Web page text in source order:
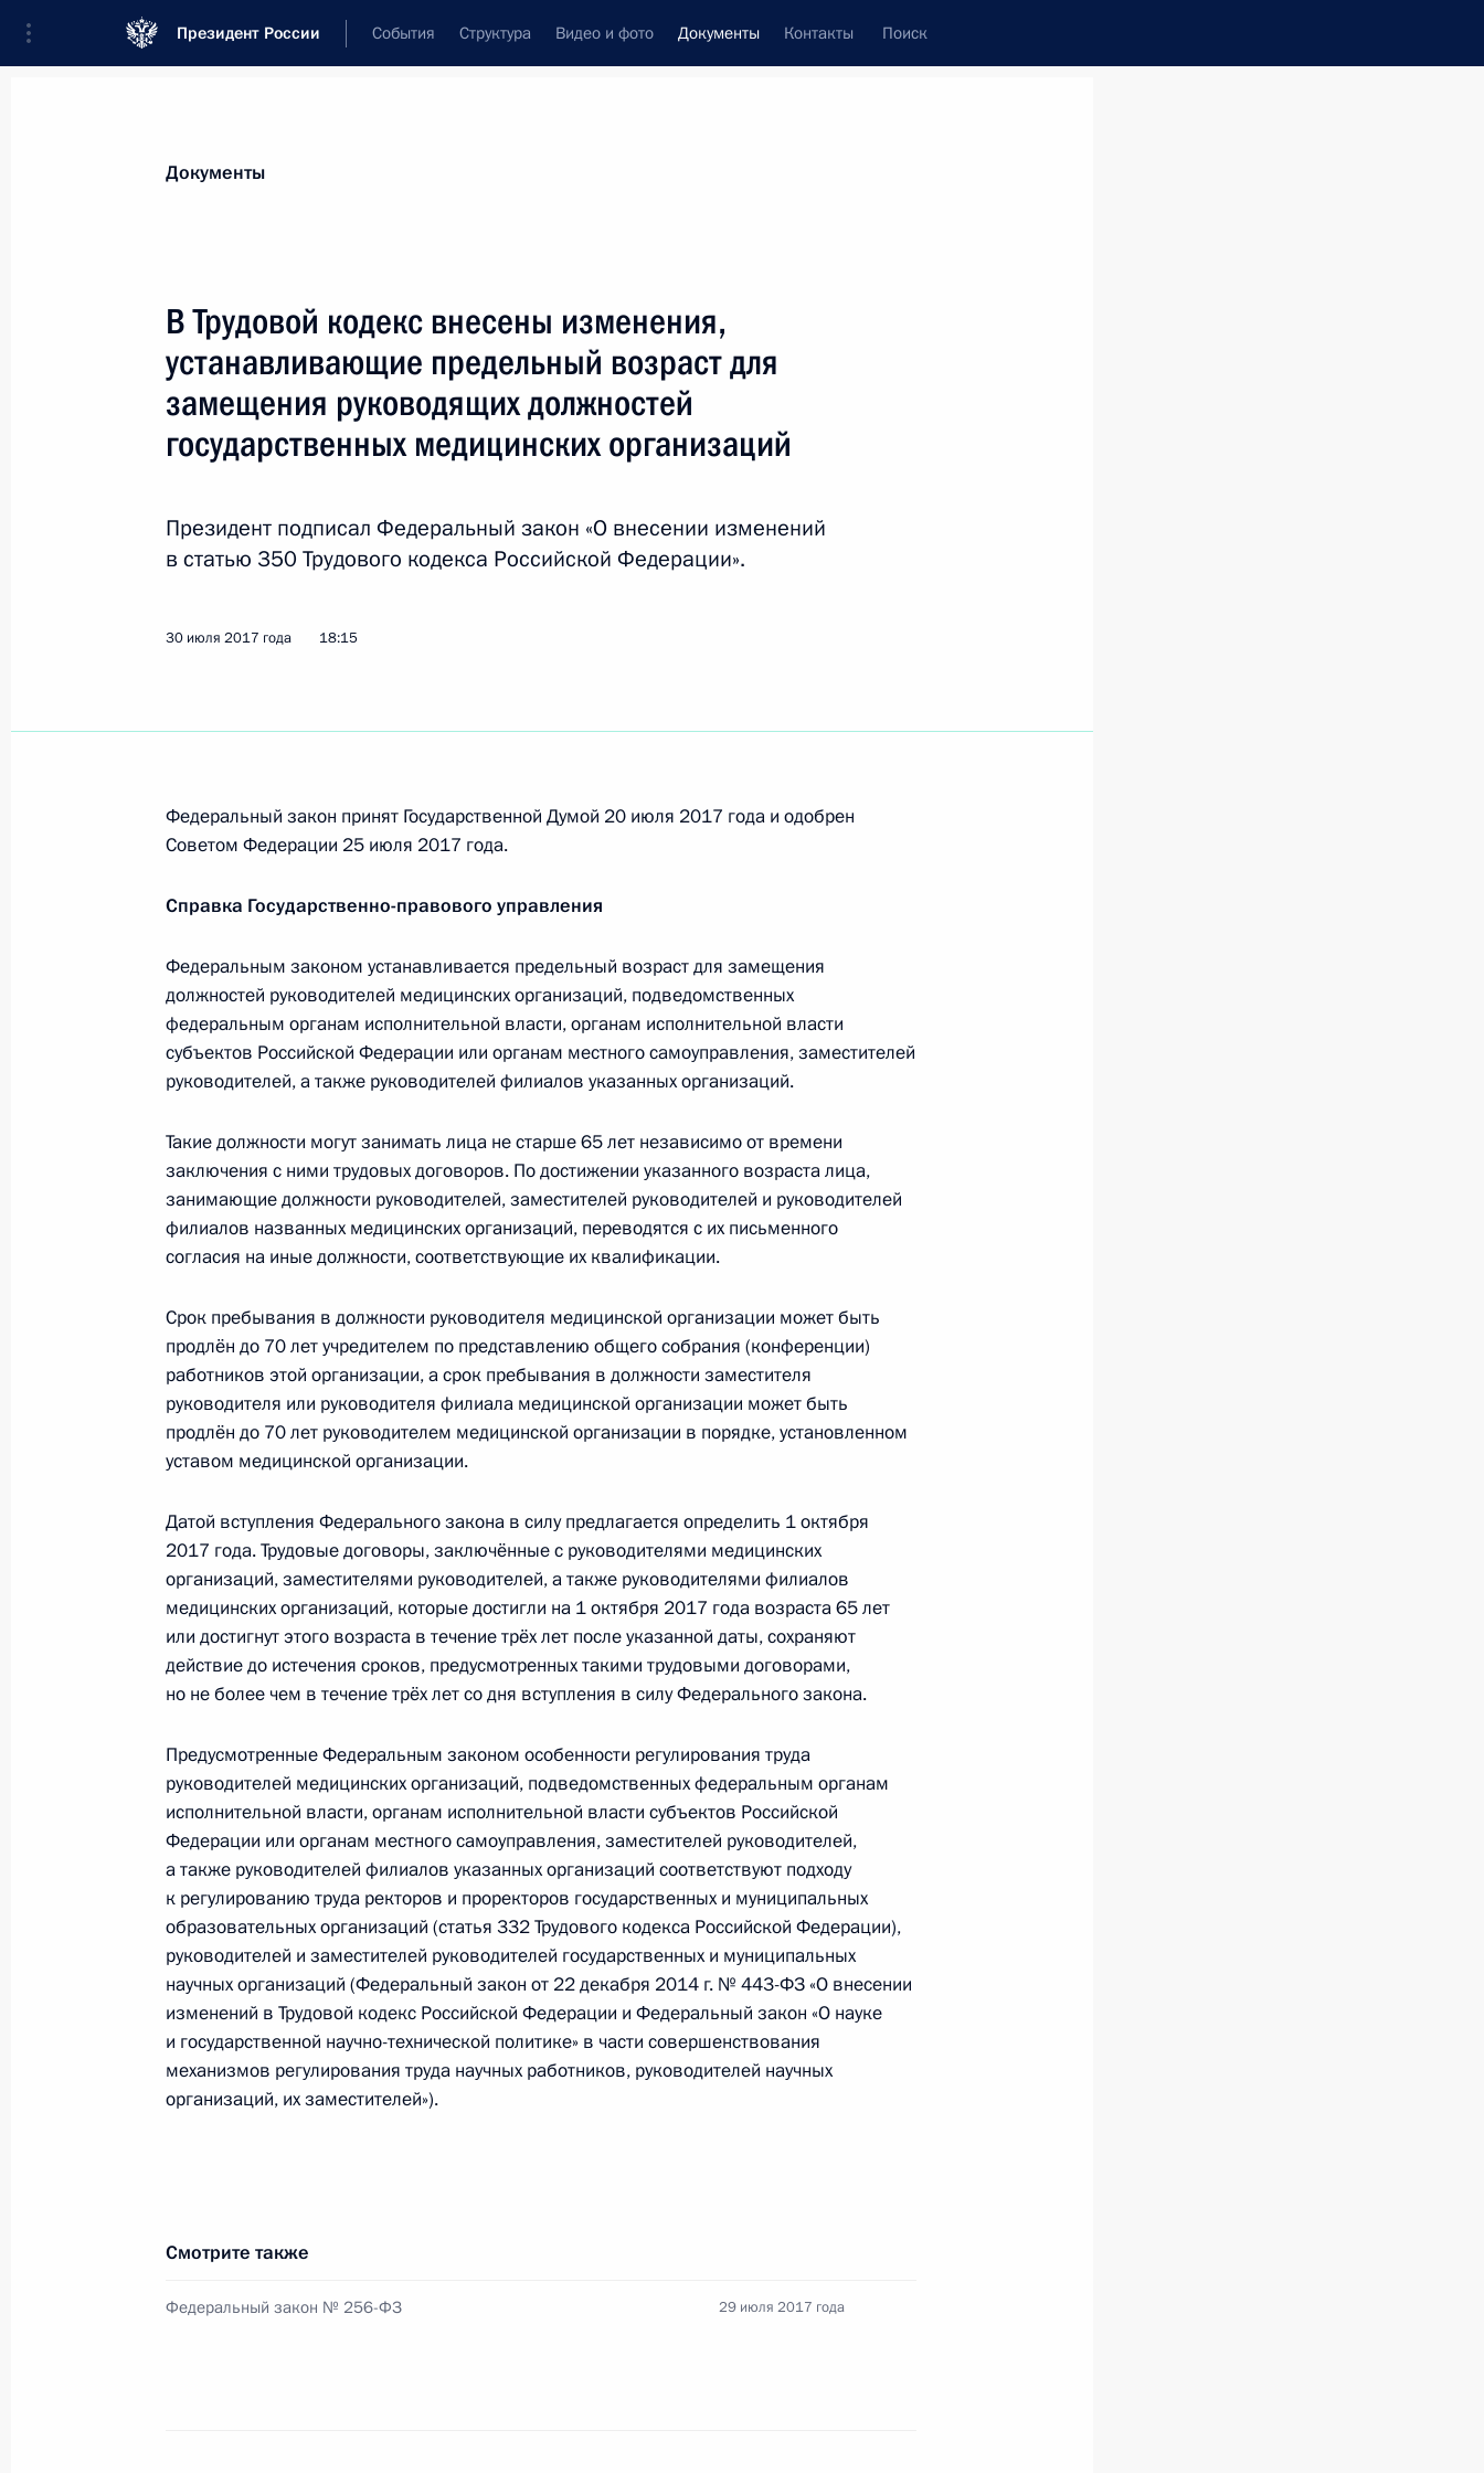
Президент России События Структура Видео и фото Документы Контакты Поиск
граждан
31 июля 2017 года, 11:05
В законодательство внесены изменения, касающиеся применения
31 июля 2017 года, 11:00
Подписан закон, уточняющий порядок оплаты коммунальных услуг, потребляемых
Внесены изменения в Бюджетный кодекс в части использования нефтегазовых
доходов федерального бюджета
Внесены изменения в закон об обязательном соцстраховании от несчастных
случаев на производстве и в закон о полиции
31 июля 2017 года, 10:30
Подписан закон, направленный на совершенствование законодательства
об ответственности за преступления, связанные с неуплатой страховых взносов
31 июля 2017 года, 10:20
Внесены изменения в КоАП, уточняющие полномочия должностных лиц «Росатома»
при производстве по делам об административных правонарушениях
31 июля 2017 года, 10:10
Подписан закон, направленный на внедрение новой модели ценообразования
в сфере теплоснабжения
31 июля 2017 года, 10:00
Определён порядок установления требований к кредитным организациям,
в которых могут размещаться госсредства
Внесены изменения в закон о госрегулировании производства и оборота
этилового спирта, алкогольной и спиртосодержащей продукции
31 июля 2017 года, 09:40
Подписан закон, устанавливающей уголовную ответственность за незаконные
выдачу и получение избирательного бюллетеня
31 июля 2017 года, 09:30
Внесены изменения в Уголовно-исполнительный кодекс и закон
Документы
В Трудовой кодекс внесены изменения,
устанавливающие предельный возраст для
замещения руководящих должностей
государственных медицинских организаций
Президент подписал Федеральный закон «О внесении изменений
в статью 350 Трудового кодекса Российской Федерации».
30 июля 2017 года 18:15
Федеральный закон принят Государственной Думой 20 июля 2017 года и одобрен
Советом Федерации 25 июля 2017 года.
Справка Государственно-правового управления
Федеральным законом устанавливается предельный возраст для замещения
должностей руководителей медицинских организаций, подведомственных
федеральным органам исполнительной власти, органам исполнительной власти
субъектов Российской Федерации или органам местного самоуправления, заместителей
руководителей, а также руководителей филиалов указанных организаций.
Такие должности могут занимать лица не старше 65 лет независимо от времени
заключения с ними трудовых договоров. По достижении указанного возраста лица,
занимающие должности руководителей, заместителей руководителей и руководителей
филиалов названных медицинских организаций, переводятся с их письменного
согласия на иные должности, соответствующие их квалификации.
Срок пребывания в должности руководителя медицинской организации может быть
продлён до 70 лет учредителем по представлению общего собрания (конференции)
работников этой организации, а срок пребывания в должности заместителя
руководителя или руководителя филиала медицинской организации может быть
продлён до 70 лет руководителем медицинской организации в порядке, установленном
уставом медицинской организации.
Датой вступления Федерального закона в силу предлагается определить 1 октября
2017 года. Трудовые договоры, заключённые с руководителями медицинских
организаций, заместителями руководителей, а также руководителями филиалов
медицинских организаций, которые достигли на 1 октября 2017 года возраста 65 лет
или достигнут этого возраста в течение трёх лет после указанной даты, сохраняют
действие до истечения сроков, предусмотренных такими трудовыми договорами,
но не более чем в течение трёх лет со дня вступления в силу Федерального закона.
Предусмотренные Федеральным законом особенности регулирования труда
руководителей медицинских организаций, подведомственных федеральным органам
исполнительной власти, органам исполнительной власти субъектов Российской
Федерации или органам местного самоуправления, заместителей руководителей,
а также руководителей филиалов указанных организаций соответствуют подходу
к регулированию труда ректоров и проректоров государственных и муниципальных
образовательных организаций (статья 332 Трудового кодекса Российской Федерации),
руководителей и заместителей руководителей государственных и муниципальных
научных организаций (Федеральный закон от 22 декабря 2014 г. № 443-ФЗ «О внесении
изменений в Трудовой кодекс Российской Федерации и Федеральный закон «О науке
и государственной научно-технической политике» в части совершенствования
механизмов регулирования труда научных работников, руководителей научных
организаций, их заместителей»).
Смотрите также
Федеральный закон № 256-ФЗ 29 июля 2017 года